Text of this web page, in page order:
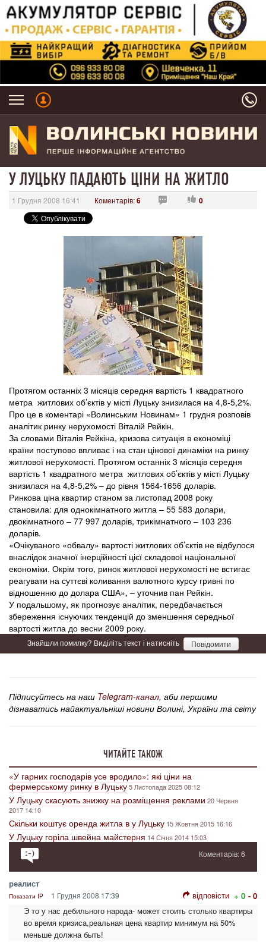
У ЛУЦЬКУ ПАДАЮТЬ ЦІНИ НА ЖИТЛО
1 Грудня 2008 16:41 Коментарів:6 0
Протягом останніх 3 місяців середня вартість 1 квадратного
метра житлових об’єктів у місті Луцьку знизилася на 4,8-5,2%.
Про це в коментарі «Волинським Новинам» 1 грудня розповів
аналітик ринку нерухомості Віталій Рейкін.
За словами Віталія Рейкіна, кризова ситуація в економіці
країни поступово впливає і на стан цінової динаміки на ринку
житлової нерухомості. Протягом останніх 3 місяців середня
вартість 1 квадратного метра житлових об’єктів у місті Луцьку
знизилася на 4,8-5,2% – до рівня 1564-1656 доларів.
Ринкова ціна квартир станом за листопад 2008 року
становила: для однокімнатного житла – 55 583 долари,
двокімнатного – 77 997 доларів, трикімнатного – 103 236
доларів.
«Очікуваного «обвалу» вартості житлових об’єктів не відбулося
внаслідок значної інерційності цієї складової національної
економіки. Окрім того, ринок житлової нерухомості не встигає
реагувати на суттєві коливання валютного курсу гривні по
відношенню до долара США», – уточнив пан Рейкін.
У подальшому, як прогнозує аналітик, передбачається
збереження існуючих тенденцій до зменшення середньої
вартості житла до весни 2009 року.
Знайшли помилку? Виділіть текст і натисніть Повідомити
Підписуйтесь на наш Telegram-канал, аби першими
дізнаватись найактуальніші новини Волині, України та світу
ЧИТАЙТЕ ТАКОЖ
«У гарних господарів усе вродило»: які ціни на
фермерському ринку в Луцьку5 Листопада 2025 08:12
У Луцьку скасують знижку на розміщення реклами 20 Червня
2017 14:10
Скільки коштує оренда житла в у Луцьку 15 Жовтня 2015 16:16
У Луцьку горіла швейна майстерня 14 Січня 2014 15:03
Коментарів: 6
реалист
Показати IP 1 Грудня 2008 17:39 відповісти + 0 - 0
Э то у нас дебильного народа- может стоить столько квартиры
во время кризиса,реальная цена квартир минимум на 50%
меньше должна быть!